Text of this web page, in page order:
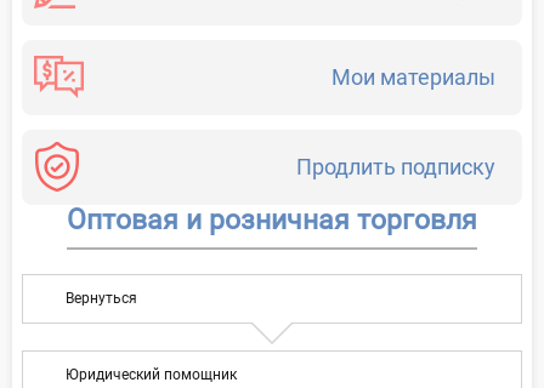
Мои материалы
Продлить подписку
Оптовая и розничная торговля
Вернуться
Юридический помощник